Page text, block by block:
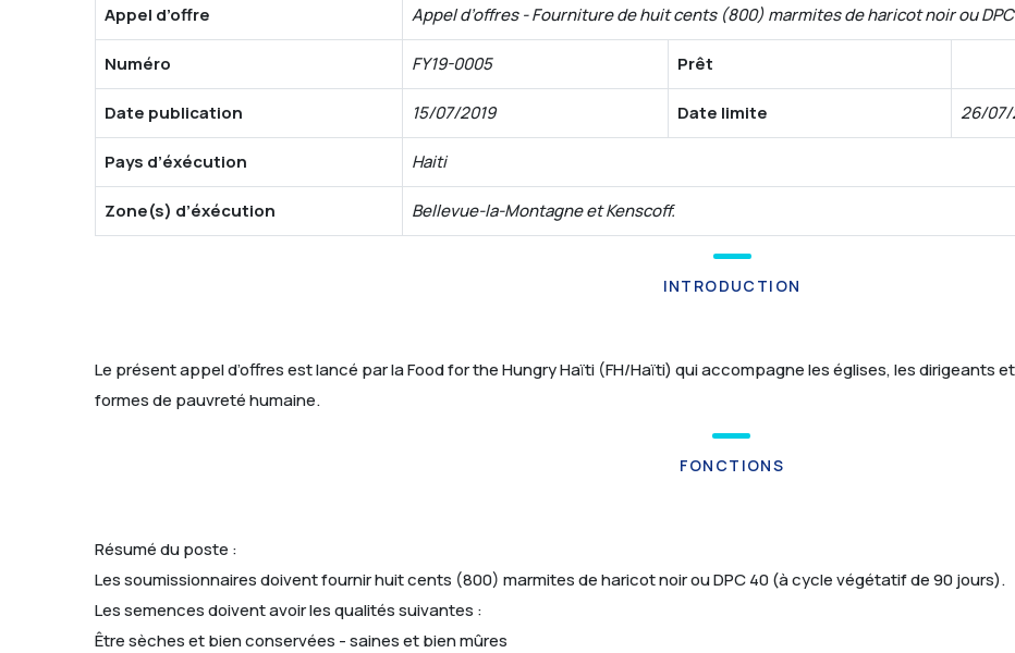
Appel d’offre Appel d’offres - Fourniture de huit cents (800) marmites de haricot noir ou
Numéro FY19-0005 Prêt
Date publication 15/07/2019 Date limite 26/07/
Pays d’éxécution Haiti
Zone(s) d’éxécution Bellevue-la-Montagne et Kenscoff.
INTRODUCTION
Le présent appel d’offres est lancé par la Food for the Hungry Haïti (FH/Haïti) qui accompagne les églises, les dirigeants
formes de pauvreté humaine.
FONCTIONS
Résumé du poste :
Les soumissionnaires doivent fournir huit cents (800) marmites de haricot noir ou DPC 40 (à cycle végétatif de 90 jours).
Les semences doivent avoir les qualités suivantes :
Être sèches et bien conservées - saines et bien mûres